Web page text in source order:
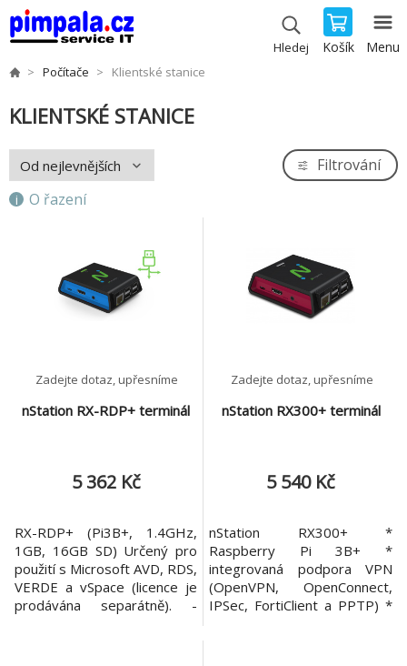
Hledej Košík Menu
Počítače Klientské stanice
KLIENTSKÉ STANICE
O řazení
Filtrování
nStation RX-RDP+ terminál
Zadejte dotaz, upřesníme
5 362 Kč
RX-RDP+ (Pi3B+, 1.4GHz,
1GB, 16GB SD) Určený pro
použití s Microsoft AVD, RDS,
VERDE a vSpace (licence je
prodávána separátně). -
nStation RX300+ terminál
Zadejte dotaz, upřesníme
5 540 Kč
nStation RX300+ *
Raspberry Pi 3B+ *
integrovaná podpora VPN
(OpenVPN, OpenConnect,
IPSec, FortiClient a PPTP) *